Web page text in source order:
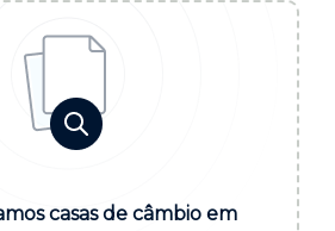
tem registro:
casas de câmbio em